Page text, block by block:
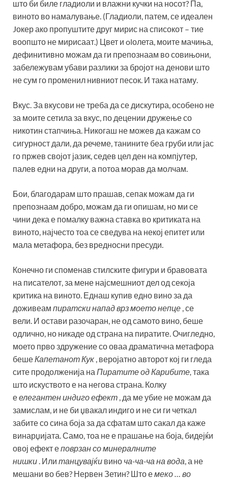
што би биле гладиоли и влажни кучки на носот? Па,
виното во намалување. (Гладиоли, патем, се идеален
Jокер ако пропуштите друг мирис на списокот – тие
воопшто не мирисаат.) Цвет и olолета, моите мачиња,
дефинитивно можам да ги препознаам во совињони,
забележувам убави разлики за бројот на денови што
не сум го променил нивниот песок. И така натаму.
Вкус. За вкусови не треба да се дискутира, особено не
за моите сетила за вкус, по децении дружење со
никотин стапчиња. Никогаш не можев да кажам со
сигурност дали, да речеме, танините беа груби или јас
го пржев својот јазик, седев цел ден на компјутер,
палев едни на други, а потоа морав да молчам.
Бои, благодарам што прашав, сепак можам да ги
препознаам добро, можам да ги опишам, но ми се
чини дека е помалку важна ставка во критиката на
виното, најчесто тоа се сведува на некој епитет или
мала метафора, без вредносни пресуди.
Конечно ги споменав стилските фигури и бравовата
на писателот, за мене најсмешниот дел од секоја
критика на виното. Еднаш купив едно вино за да
доживеам пиратски напад врз моето непце , се
вели. И остави разочаран, не од самото вино, беше
одлично, но никаде од страна на пиратите. Очигледно,
моето прво здружение со оваа драматична метафора
беше Капетанот Кук , веројатно авторот кој ги гледа
сите продолженија на Пиратите од Карибите, така
што искуството е на негова страна. Колку
еелегантен индиго ефект , да ме убие не можам да
замислам, и не би џвакал индиго и не си ги четкал
забите со сина боја за да сфатам што сакал да каже
винарџијата. Само, тоа не е прашање на боја, бидејќи
овој ефект еповрзан со минералните
нишки . Или танцувајќи вино ча-ча-ча на вода , а не
мешани во бев? Нервен Зетин? Што емеко … во